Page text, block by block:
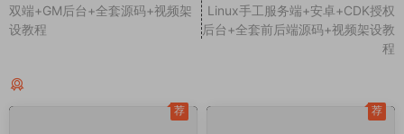
双端+GM后台+全套源码+视频架
设教程
Linux手工服务端+安卓+CDK授权
后台+全套前后端源码+视频架设教
程
荐 荐